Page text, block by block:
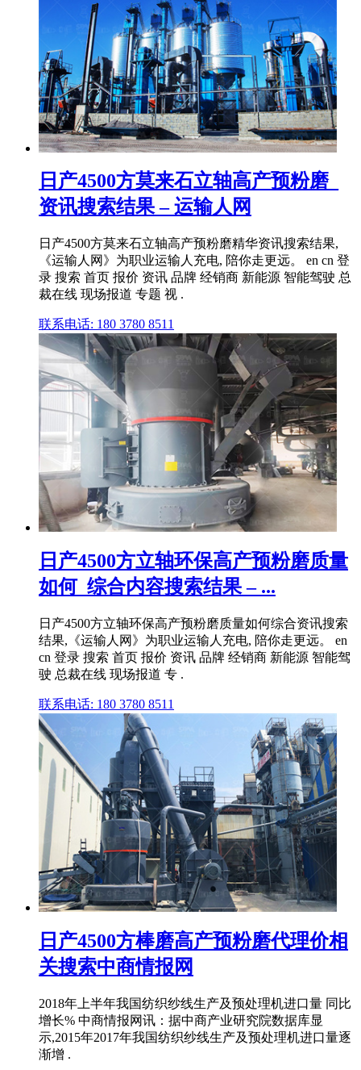
日产4500方莫来石立轴高产预粉磨_
资讯搜索结果 – 运输人网
日产4500方莫来石立轴高产预粉磨精华资讯搜索结果,
《运输人网》为职业运输人充电, 陪你走更远。 en cn 登
录 搜索 首页 报价 资讯 品牌 经销商 新能源 智能驾驶 总
裁在线 现场报道 专题 视 .
联系电话: 180 3780 8511
日产4500方立轴环保高产预粉磨质量
如何_综合内容搜索结果 – ...
日产4500方立轴环保高产预粉磨质量如何综合资讯搜索
结果,《运输人网》为职业运输人充电, 陪你走更远。 en
cn 登录 搜索 首页 报价 资讯 品牌 经销商 新能源 智能驾
驶 总裁在线 现场报道 专 .
联系电话: 180 3780 8511
日产4500方棒磨高产预粉磨代理价相
关搜索中商情报网
2018年上半年我国纺织纱线生产及预处理机进口量 同比
增长% 中商情报网讯：据中商产业研究院数据库显
示,2015年2017年我国纺织纱线生产及预处理机进口量逐
渐增 .